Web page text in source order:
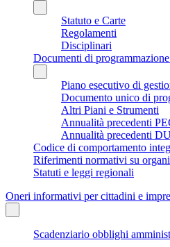
Statuto e Carte
Regolamenti
Disciplinari
Documenti di
Piano esecutivo di
Documento unico di
Altri Piani e Strumenti
Annualità precedenti
Annualità precedenti
Codice di comportamento
Riferimenti normativi su
Statuti e leggi regionali
Oneri informativi per cittadini e
Scadenziario obblighi